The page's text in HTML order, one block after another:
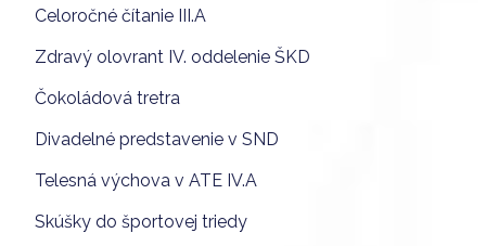
Celoročné čítanie III.A
Zdravý olovrant IV. oddelenie ŠKD
Čokoládová tretra
Divadelné predstavenie v SND
Telesná výchova v ATE IV.A
Skúšky do športovej triedy